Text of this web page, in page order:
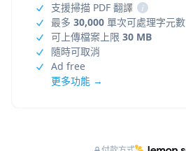
支援掃描 PDF 翻譯
i
最多 30,000 單次可處理字元數
可上傳檔案上限 30 MB
隨時可取消
Ad free
更多功能 →